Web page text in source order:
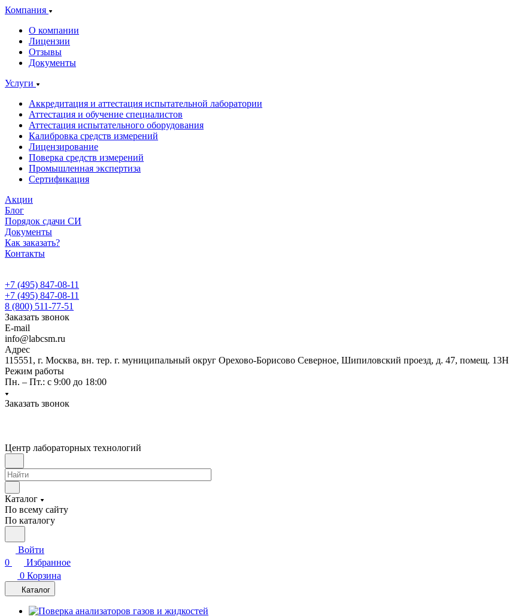
Компания
О компании
Лицензии
Отзывы
Документы
Услуги
Аккредитация и аттестация испытательной лаборатории
Аттестация и обучение специалистов
Аттестация испытательного оборудования
Калибровка средств измерений
Лицензирование
Поверка средств измерений
Промышленная экспертиза
Сертификация
Акции
Блог
Порядок сдачи СИ
Документы
Как заказать?
Контакты
+7 (495) 847-08-11
+7 (495) 847-08-11
8 (800) 511-77-51
Заказать звонок
E-mail
info@labcsm.ru
Адрес
115551, г. Москва, вн. тер. г. муниципальный округ Орехово-Борисово Северное, Шипиловский проезд, д. 47, помещ. 13Н
Режим работы
Пн. – Пт.: с 9:00 до 18:00
Заказать звонок
Центр лабораторных технологий
Каталог
По всему сайту
По каталогу
Войти
0
Избранное
0 Корзина
Каталог